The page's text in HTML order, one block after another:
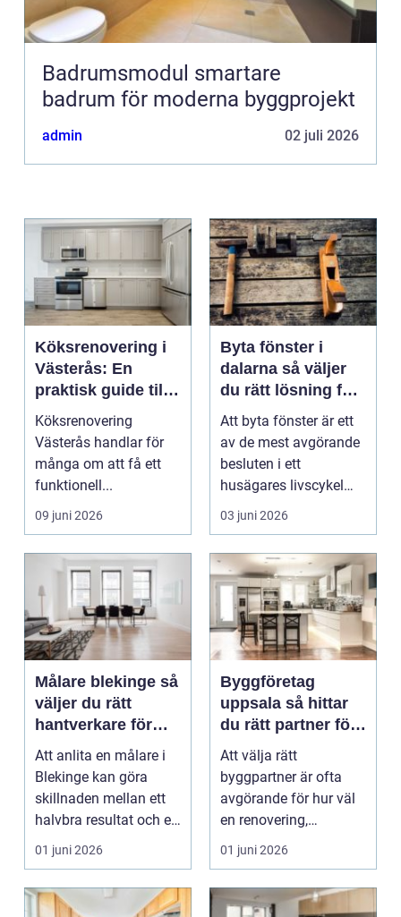
Badrumsmodul smartare
badrum för moderna byggprojekt
admin 02 juli 2026
Köksrenovering i
Västerås: En
praktisk guide till
ett lyckat projekt
Köksrenovering
Västerås handlar för
många om att få ett
funktionell...
09 juni 2026
Byta fönster i
dalarna så väljer
du rätt lösning för
hus och klimat
Att byta fönster är ett
av de mest avgörande
besluten i ett
husägares livscykel
med sitt hem. Rätt f...
03 juni 2026
Målare blekinge så
väljer du rätt
hantverkare för
ditt projekt
Att anlita en målare i
Blekinge kan göra
skillnaden mellan ett
halvbra resultat och ett
hem eller en...
01 juni 2026
Byggföretag
uppsala så hittar
du rätt partner för
renovering och
ombyggnad
Att välja rätt
byggpartner är ofta
avgörande för hur väl
en renovering,
ombyggnad eller
tillbyggnad ...
01 juni 2026